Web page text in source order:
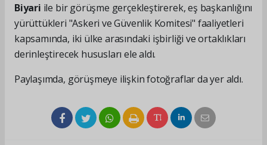
Biyari ile bir görüşme gerçekleştirerek, eş başkanlığını
yürüttükleri "Askeri ve Güvenlik Komitesi" faaliyetleri
kapsamında, iki ülke arasındaki işbirliği ve ortaklıkları
derinleştirecek hususları ele aldı.
Paylaşımda, görüşmeye ilişkin fotoğraflar da yer aldı.